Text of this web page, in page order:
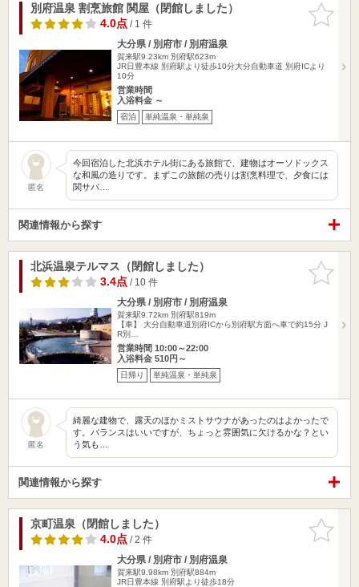
お気に入
りに追加
別府温泉 割烹旅館 関屋（閉館しました）
4.0点/ 1 件
大分県 / 別府市 / 別府温泉
賀来駅9.23km 別府駅623m
JR日豊本線 別府駅より徒歩10分大分自動車道 別府ICより
10分
営業時間
入浴料金 ～
宿泊 単純温泉・単純泉
匿名
今回宿泊した北浜ホテル街にある旅館で、建物はオーソドックス
な和風の造りです。まずこの旅館の売りは割烹料理で、夕食には
関サバ…
関連情報から探す
お気に入
りに追加
北浜温泉テルマス（閉館しました）
3.4点/ 10 件
大分県 / 別府市 / 別府温泉
賀来駅9.72km 別府駅819m
【車】 大分自動車道別府ICから別府駅方面へ車で約15分 J
R別…
営業時間 10:00～22:00
入浴料金 510円～
日帰り 単純温泉・単純泉
匿名
綺麗な建物で、露天のほかミストサウナがあったのはよかったで
す。バランスはいいですが、ちょっと雰囲気に欠けるかな？とい
う気も…
関連情報から探す
お気に入
りに追加
京町温泉（閉館しました）
4.0点/ 2 件
大分県 / 別府市 / 別府温泉
賀来駅9.98km 別府駅884m
JR日豊本線 別府駅より徒歩18分